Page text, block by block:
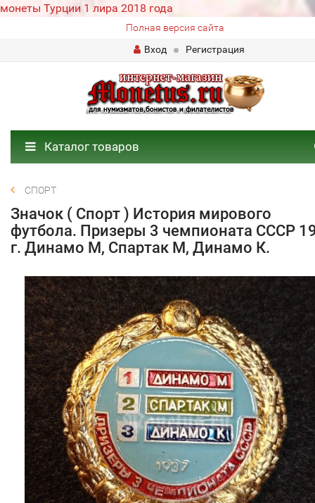
монеты Турции 1 лира 2018 года
Полная версия сайта
Вход
Регистрация
Каталог товаров
СПОРТ
Значок ( Спорт ) История мирового
футбола. Призеры 3 чемпионата СССР
г. Динамо М, Спартак М, Динамо К.